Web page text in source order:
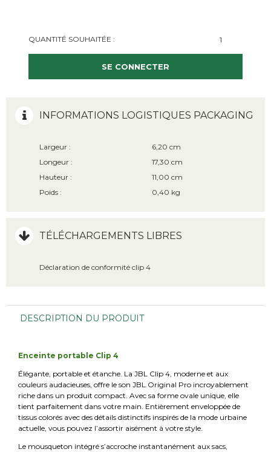
QUANTITÉ SOUHAITÉE :
SE CONNECTER
INFORMATIONS LOGISTIQUES PACKAGING
Largeur :
6,20 cm
Longeur :
17,30 cm
Hauteur :
11,00 cm
Poids :
0,40 kg
TÉLÉCHARGEMENTS LIBRES
Déclaration de conformité clip 4
DESCRIPTION DU PRODUIT
Enceinte portable Clip 4
Élégante, portable et étanche. La JBL Clip 4, moderne et aux
couleurs audacieuses, offre le son JBL Original Pro incroyablement
riche dans un produit compact. Avec sa forme ovale unique, elle
tient parfaitement dans votre main. Entièrement enveloppée de
tissus colorés avec des détails distinctifs inspirés de la mode urbaine
actuelle, vous pouvez l’assortir aisément à votre style.
Le mousqueton intégré s’accroche instantanément aux sacs,